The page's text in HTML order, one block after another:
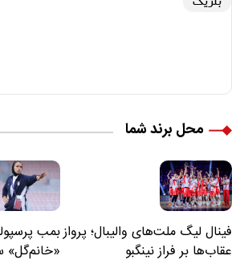
محل برند شما
فینال لیگ ملت‌های والیبال؛ پرواز
عقاب‌ها بر فراز نینگبو
بمب